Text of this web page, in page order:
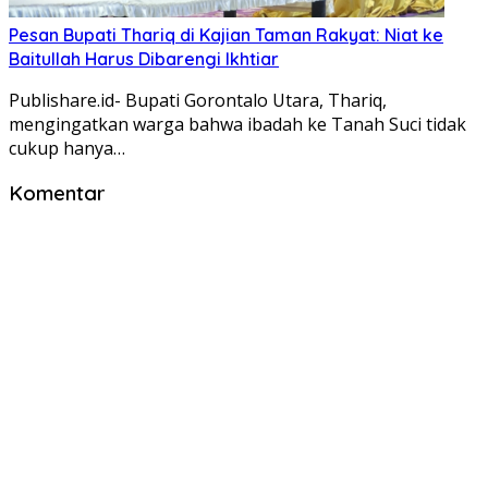
Pesan Bupati Thariq di Kajian Taman Rakyat: Niat ke
Baitullah Harus Dibarengi Ikhtiar
Publishare.id- Bupati Gorontalo Utara, Thariq,
mengingatkan warga bahwa ibadah ke Tanah Suci tidak
cukup hanya…
Komentar